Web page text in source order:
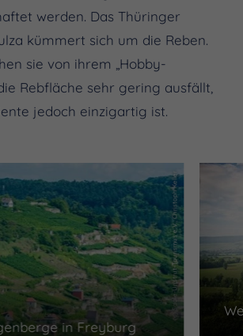
werden. Das Thüringer
kümmert sich um die Reben.
sie von ihrem „Hobby-
Rebfläche sehr gering ausfällt,
jedoch einzigartig ist.
(c) Saale-Unstrut-Tourismus e.V., Christoph Keller
in Freyburg